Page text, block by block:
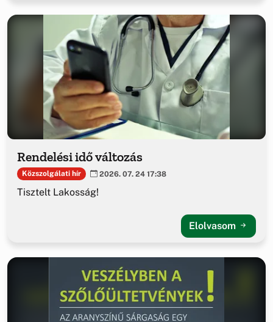
Rendelési idő változás
Közszolgálati hír 2026. 07. 24 17:38
Tisztelt Lakosság!
Elolvasom